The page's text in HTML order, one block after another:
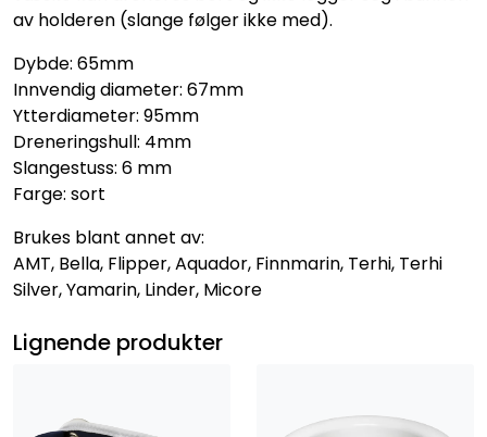
av holderen (slange følger ikke med).
Dybde: 65mm
Innvendig diameter: 67mm
Ytterdiameter: 95mm
Dreneringshull: 4mm
Slangestuss: 6 mm
Farge: sort
Brukes blant annet av:
AMT, Bella, Flipper, Aquador, Finnmarin, Terhi, Terhi
Silver, Yamarin, Linder, Micore
Lignende produkter